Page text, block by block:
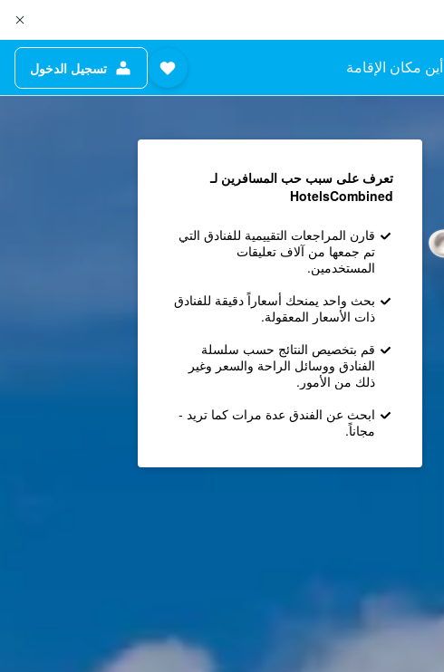
أين مكان الإقامة تسجيل الدخول
تعرف على سبب حب المسافرين لـ
HotelsCombined
قارن المراجعات التقييمية للفنادق التي
تم جمعها من آلاف تعليقات
المستخدمين.
بحث واحد يمنحك أسعاراً دقيقة للفنادق
ذات الأسعار المعقولة.
قم بتخصيص النتائج حسب سلسلة
الفنادق ووسائل الراحة والسعر وغير
ذلك من الأمور.
ابحث عن الفندق عدة مرات كما تريد -
مجاناً.